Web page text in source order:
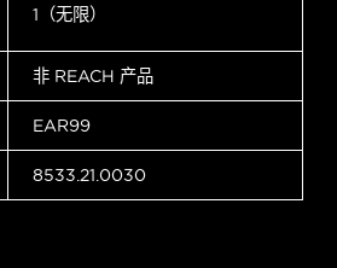
1（无限）
非 REACH 产品
EAR99
8533.21.0030